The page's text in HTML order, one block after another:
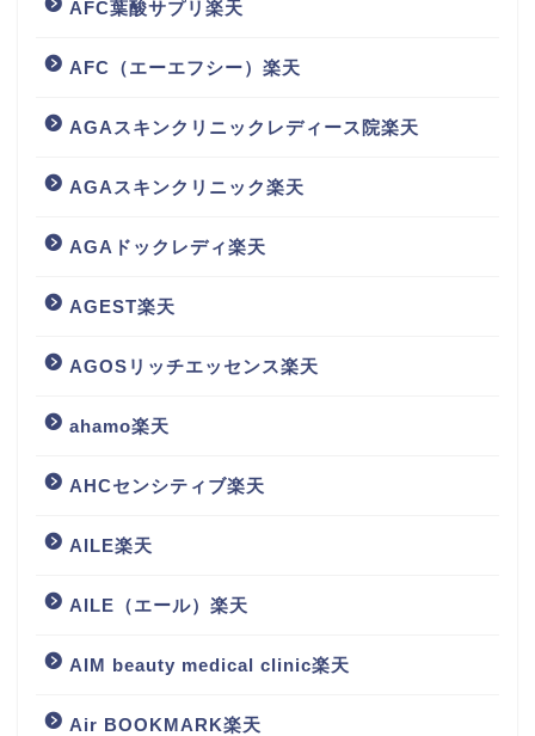
AFC葉酸サプリ楽天
AFC（エーエフシー）楽天
AGAスキンクリニックレディース院楽天
AGAスキンクリニック楽天
AGAドックレディ楽天
AGEST楽天
AGOSリッチエッセンス楽天
ahamo楽天
AHCセンシティブ楽天
AILE楽天
AILE（エール）楽天
AIM beauty medical clinic楽天
Air BOOKMARK楽天